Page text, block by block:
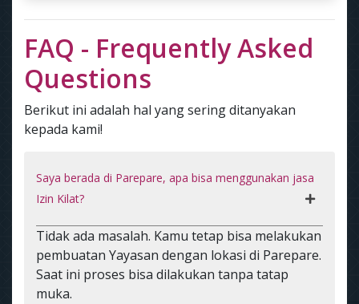
FAQ - Frequently Asked
Questions
Berikut ini adalah hal yang sering ditanyakan
kepada kami!
Saya berada di Parepare, apa bisa menggunakan jasa
Izin Kilat?
Tidak ada masalah. Kamu tetap bisa melakukan
pembuatan Yayasan dengan lokasi di Parepare.
Saat ini proses bisa dilakukan tanpa tatap
muka.